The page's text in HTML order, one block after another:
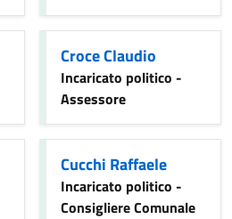
Croce Claudio
Incaricato politico -
Assessore
Cucchi Raffaele
Incaricato politico -
Consigliere Comunale